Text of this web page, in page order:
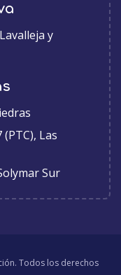
y
Las
Sur
Todos los derechos